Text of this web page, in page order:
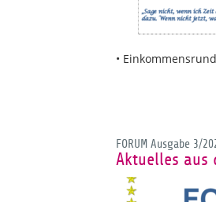
•
FORUM Ausgabe 3/
Aktuelles aus